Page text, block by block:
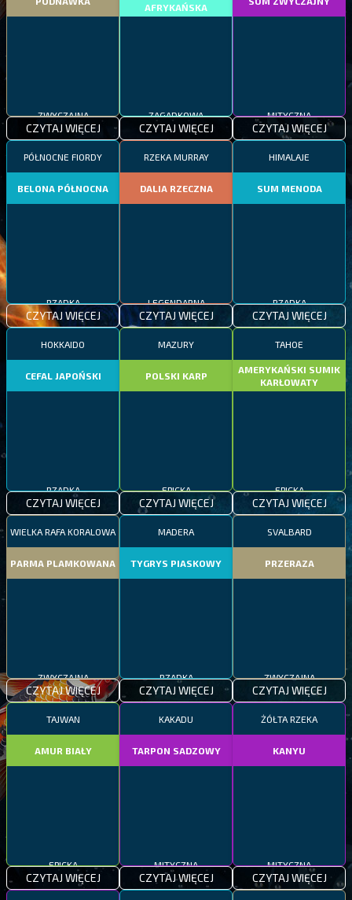
CZYTAJ WIĘCEJ
AFRYKAŃSKA
CZYTAJ WIĘCEJ CZYTAJ WIĘCEJ
PÓŁNOCNE FIORDY
BELONA PÓŁNOCNA
CZYTAJ WIĘCEJ
RZEKA MURRAY
DALIA RZECZNA
CZYTAJ WIĘCEJ
HIMALAJE
SUM MENODA
CZYTAJ WIĘCEJ
HOKKAIDO
CEFAL JAPOŃSKI
CZYTAJ WIĘCEJ
MAZURY
POLSKI KARP
CZYTAJ WIĘCEJ
TAHOE
AMERYKAŃSKI SUMIK
KARŁOWATY
CZYTAJ WIĘCEJ
WIELKA RAFA KORALOWA
PARMA PLAMKOWANA
CZYTAJ WIĘCEJ
MADERA
TYGRYS PIASKOWY
CZYTAJ WIĘCEJ
SVALBARD
PRZERAZA
CZYTAJ WIĘCEJ
TAJWAN
AMUR BIAŁY
CZYTAJ WIĘCEJ
KAKADU
TARPON SADZOWY
CZYTAJ WIĘCEJ
ŻÓŁTA RZEKA
KANYU
CZYTAJ WIĘCEJ